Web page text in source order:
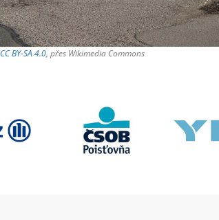
CC BY-SA 4.0, přes Wikimedia Commons